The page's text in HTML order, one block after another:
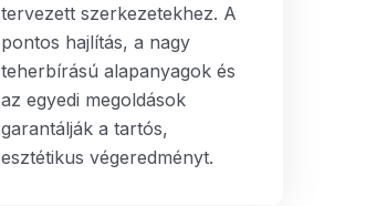
tervezett szerkezetekhez. A
pontos hajlítás, a nagy
teherbírású alapanyagok és
az egyedi megoldások
garantálják a tartós,
esztétikus végeredményt.